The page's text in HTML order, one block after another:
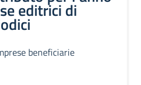
editrici di
beneficiarie